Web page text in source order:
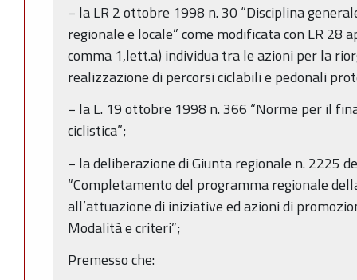
− la LR 2 ottobre 1998 n. 30 “Disciplina
regionale e locale” come modificata con LR 28
comma 1,lett.a) individua tra le azioni per la
realizzazione di percorsi ciclabili e pedonali
− la L. 19 ottobre 1998 n. 366 “Norme per il
ciclistica”;
− la deliberazione di Giunta regionale n. 2225
“Completamento del programma regionale
all’attuazione di iniziative ed azioni di
Modalità e criteri”;
Premesso che: